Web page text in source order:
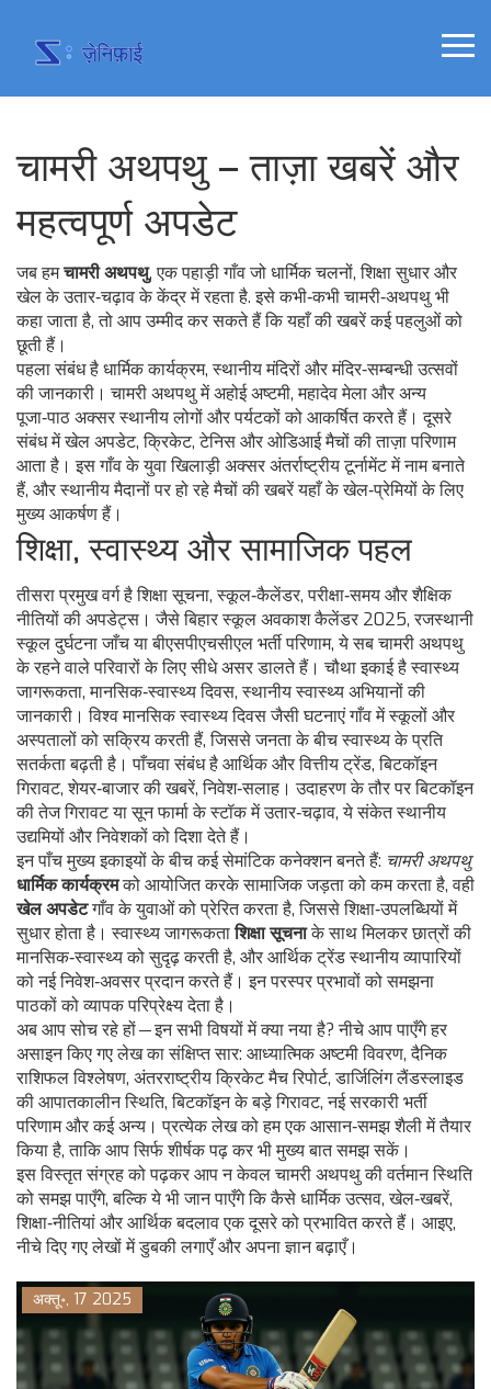
चामरी अथपथु – ताज़ा खबरें और
महत्वपूर्ण अपडेट
जब हमचामरी अथपथु,एक पहाड़ी गाँव जो धार्मिक चलनों, शिक्षा सुधार और
खेल के उतार‑चढ़ाव के केंद्र में रहता है. इसे कभी‑कभीचामरी‑अथपथुभी
कहा जाता है, तो आप उम्मीद कर सकते हैं कि यहाँ की खबरें कई पहलुओं को
छूती हैं।
पहला संबंध हैधार्मिक कार्यक्रम,स्थानीय मंदिरों और मंदिर‑सम्बन्धी उत्सवों
की जानकारी । चामरी अथपथु में अहोई अष्टमी, महादेव मेला और अन्य
पूजा‑पाठ अक्सर स्थानीय लोगों और पर्यटकों को आकर्षित करते हैं। दूसरे
संबंध मेंखेल अपडेट,क्रिके‍ट, टेनिस और ओडिआई मैचों की ताज़ा परिणाम
आता है। इस गाँव के युवा खिलाड़ी अक्सर अंतर्राष्ट्रीय टूर्नामेंट में नाम बनाते
हैं, और स्थानीय मैदानों पर हो रहे मैचों की खबरें यहाँ के खेल‑प्रेमियों के लिए
मुख्य आकर्षण हैं।
शिक्षा, स्वास्थ्य और सामाजिक पहल
तीसरा प्रमुख वर्ग हैशिक्षा सूचना,स्कूल‑कैलेंडर, परीक्षा‑समय और शैक्षिक
नीतियों की अपडेट्स । जैसे बिहार स्कूल अवकाश कैलेंडर 2025, रजस्थानी
स्कूल दुर्घटना जाँच या बीएसपीएचसीएल भर्ती परिणाम, ये सब चामरी अथपथु
के रहने वाले परिवारों के लिए सीधे असर डालते हैं। चौथा इकाई हैस्वास्थ्य
जागरूकता,मानसिक‑स्वास्थ्य दिवस, स्थानीय स्वास्थ्य अभियानों की
जानकारी । विश्व मानसिक स्वास्थ्य दिवस जैसी घटनाएं गाँव में स्कूलों और
अस्पतालों को सक्रिय करती हैं, जिससे जनता के बीच स्वास्थ्य के प्रति
सतर्कता बढ़ती है। पाँचवा संबंध हैआर्थिक और वित्तीय ट्रेंड,बिटकॉइन
गिरावट, शेयर‑बाजार की खबरें, निवेश‑सलाह । उदाहरण के तौर पर बिटकॉइन
की तेज गिरावट या सून फार्मा के स्टॉक में उतार‑चढ़ाव, ये संकेत स्थानीय
उद्यमियों और निवेशकों को दिशा देते हैं।
इन पाँच मुख्य इकाइयों के बीच कई सेमांटिक कनेक्शन बनते हैं: चामरी अथपथु
धार्मिक कार्यक्रमको आयोजित करके सामाजिक जड़ता को कम करता है, वही
खेल अपडेटगाँव के युवाओं को प्रेरित करता है, जिससे शिक्षा‑उपलब्धियों में
सुधार होता है। स्वास्थ्य जागरूकताशिक्षा सूचनाके साथ मिलकर छात्रों की
मानसिक‑स्वास्थ्य को सुदृढ़ करती है, और आर्थिक ट्रेंड स्थानीय व्यापारियों
को नई निवेश‑अवसर प्रदान करते हैं। इन परस्पर प्रभावों को समझना
पाठकों को व्यापक परिप्रेक्ष्य देता है।
अब आप सोच रहे हों — इन सभी विषयों में क्या नया है? नीचे आप पाएँगे हर
असाइन किए गए लेख का संक्षिप्त सार: आध्यात्मिक अष्टमी विवरण, दैनिक
राशिफल विश्लेषण, अंतरराष्ट्रीय क्रिकेट मैच रिपोर्ट, डार्जिलिंग लैंडस्लाइड
की आपातकालीन स्थिति, बिटकॉइन के बड़े गिरावट, नई सरकारी भर्ती
परिणाम और कई अन्य। प्रत्येक लेख को हम एक आसान‑समझ शैली में तैयार
किया है, ताकि आप सिर्फ शीर्षक पढ़ कर भी मुख्य बात समझ सकें।
इस विस्तृत संग्रह को पढ़कर आप न केवल चामरी अथपथु की वर्तमान स्थिति
को समझ पाएँगे, बल्कि ये भी जान पाएँगे कि कैसे धार्मिक उत्सव, खेल‑खबरें,
शिक्षा‑नीतियां और आर्थिक बदलाव एक दूसरे को प्रभावित करते हैं। आइए,
नीचे दिए गए लेखों में डुबकी लगाएँ और अपना ज्ञान बढ़ाएँ।
अक्तू॰, 17 2025